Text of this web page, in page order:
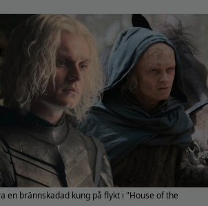
en brännskadad kung på flykt i "House of the